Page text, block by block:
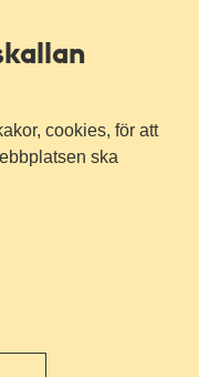
cookies, för att
ska